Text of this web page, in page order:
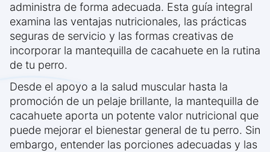
administra de forma adecuada. Esta guía integral
examina las ventajas nutricionales, las prácticas
seguras de servicio y las formas creativas de
incorporar la mantequilla de cacahuete en la rutina
de tu perro.
Desde el apoyo a la salud muscular hasta la
promoción de un pelaje brillante, la mantequilla de
cacahuete aporta un potente valor nutricional que
puede mejorar el bienestar general de tu perro. Sin
embargo, entender las porciones adecuadas y las